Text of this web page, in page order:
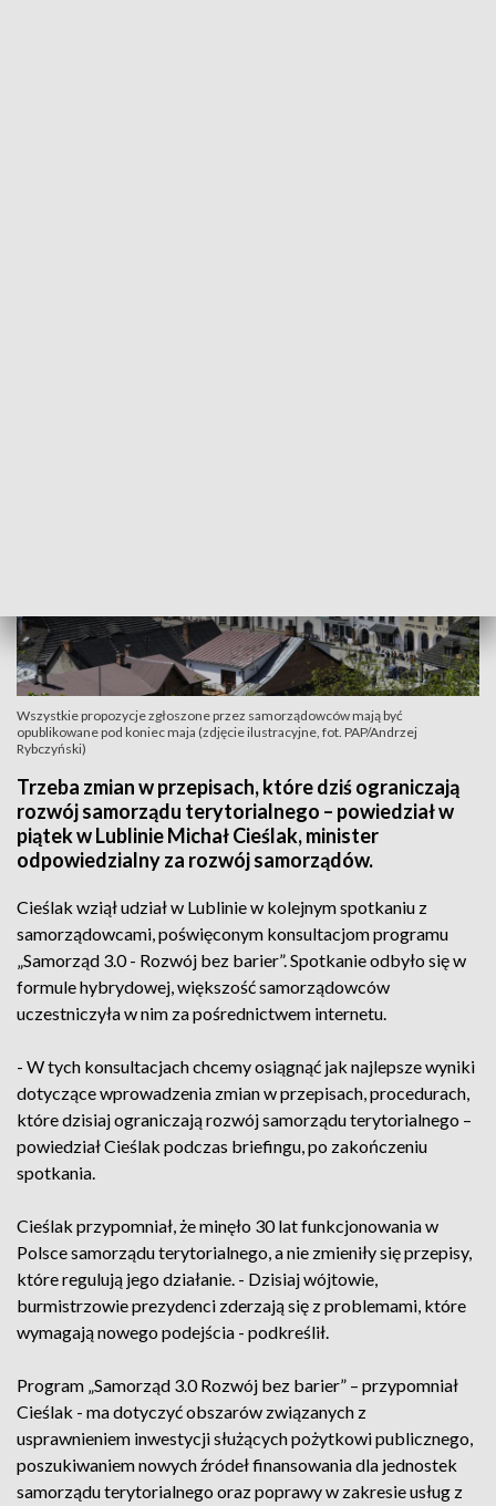
Wszystkie propozycje zgłoszone przez samorządowców mają być
opublikowane pod koniec maja (zdjęcie ilustracyjne, fot. PAP/Andrzej
Rybczyński)
Trzeba zmian w przepisach, które dziś ograniczają
rozwój samorządu terytorialnego – powiedział w
piątek w Lublinie Michał Cieślak, minister
odpowiedzialny za rozwój samorządów.
Cieślak wziął udział w Lublinie w kolejnym spotkaniu z
samorządowcami, poświęconym konsultacjom programu
„Samorząd 3.0 - Rozwój bez barier”. Spotkanie odbyło się w
formule hybrydowej, większość samorządowców
uczestniczyła w nim za pośrednictwem internetu.
- W tych konsultacjach chcemy osiągnąć jak najlepsze wyniki
dotyczące wprowadzenia zmian w przepisach, procedurach,
które dzisiaj ograniczają rozwój samorządu terytorialnego –
powiedział Cieślak podczas briefingu, po zakończeniu
spotkania.
Cieślak przypomniał, że minęło 30 lat funkcjonowania w
Polsce samorządu terytorialnego, a nie zmieniły się przepisy,
które regulują jego działanie. - Dzisiaj wójtowie,
burmistrzowie prezydenci zderzają się z problemami, które
wymagają nowego podejścia - podkreślił.
Program „Samorząd 3.0 Rozwój bez barier” – przypomniał
Cieślak - ma dotyczyć obszarów związanych z
usprawnieniem inwestycji służących pożytkowi publicznego,
poszukiwaniem nowych źródeł finansowania dla jednostek
samorządu terytorialnego oraz poprawy w zakresie usług z